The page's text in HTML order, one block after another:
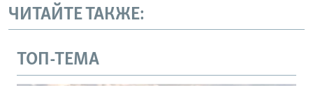
ЧИТАЙТЕ ТАКЖЕ:
ТОП-ТЕМА